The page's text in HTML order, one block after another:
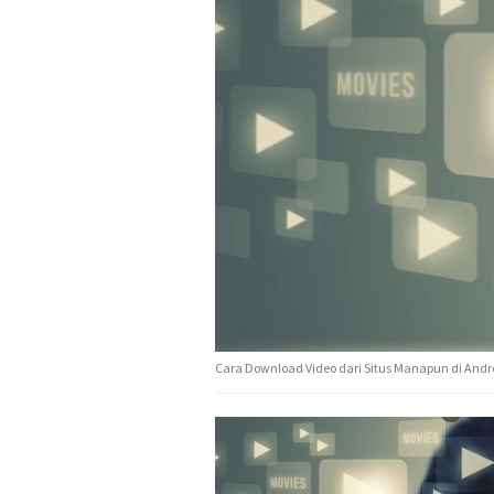
Cara Download Video dari Situs Manapun di